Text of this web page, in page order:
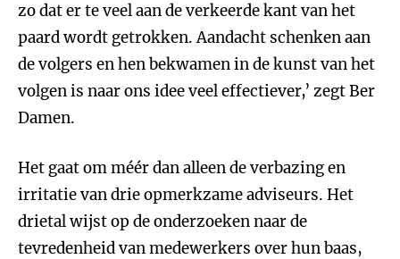
zo dat er te veel aan de verkeerde kant van het
paard wordt getrokken. Aandacht schenken aan
de volgers en hen bekwamen in de kunst van het
volgen is naar ons idee veel effectiever,’ zegt Ber
Damen.
Het gaat om méér dan alleen de verbazing en
irritatie van drie opmerkzame adviseurs. Het
drietal wijst op de onderzoeken naar de
tevredenheid van medewerkers over hun baas,